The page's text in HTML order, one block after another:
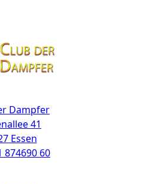
Dampfer
41
Essen
874690 60